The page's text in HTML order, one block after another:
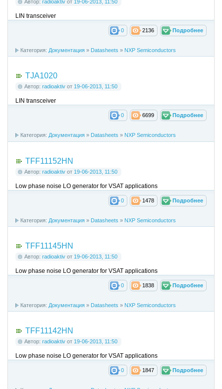
Автор: radioaktiv от 19-06-2013, 11:50
LIN transceiver
Подробнее
2136
0
Категория: Документация » Datasheets » NXP Semiconductors
TJA1020
Автор: radioaktiv от 19-06-2013, 11:50
LIN transceiver
Подробнее
6699
0
Категория: Документация » Datasheets » NXP Semiconductors
TFF11152HN
Автор: radioaktiv от 19-06-2013, 11:50
Low phase noise LO generator for VSAT applications
Подробнее
1478
0
Категория: Документация » Datasheets » NXP Semiconductors
TFF11145HN
Автор: radioaktiv от 19-06-2013, 11:50
Low phase noise LO generator for VSAT applications
Подробнее
1838
0
Категория: Документация » Datasheets » NXP Semiconductors
TFF11142HN
Автор: radioaktiv от 19-06-2013, 11:50
Low phase noise LO generator for VSAT applications
Подробнее
1847
0